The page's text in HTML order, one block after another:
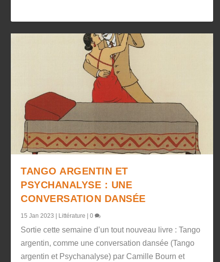
TANGO ARGENTIN ET
PSYCHANALYSE : UNE
CONVERSATION DANSÉE
15 Jan 2023 Littérature |0
Sortie cette semaine d’un tout nouveau livre : Tango
argentin, comme une conversation dansée (Tango
argentin et Psychanalyse) par Camille Bourn et